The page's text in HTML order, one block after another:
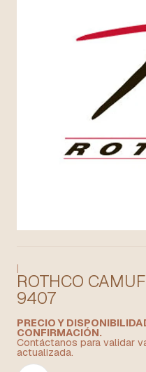
|
ROTHCO
9407
PRECIO Y
CONFIRMACIÓN.
Contáctanos para validar
actualizada.